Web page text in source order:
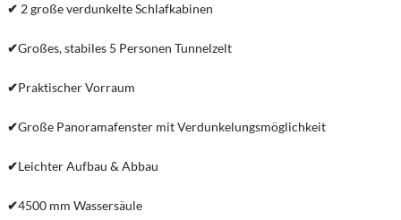
✔ 2 große verdunkelte Schlafkabinen
✔Großes, stabiles 5 Personen Tunnelzelt
✔Praktischer Vorraum
✔Große Panoramafenster mit Verdunkelungsmöglichkeit
✔Leichter Aufbau & Abbau
✔4500 mm Wassersäule